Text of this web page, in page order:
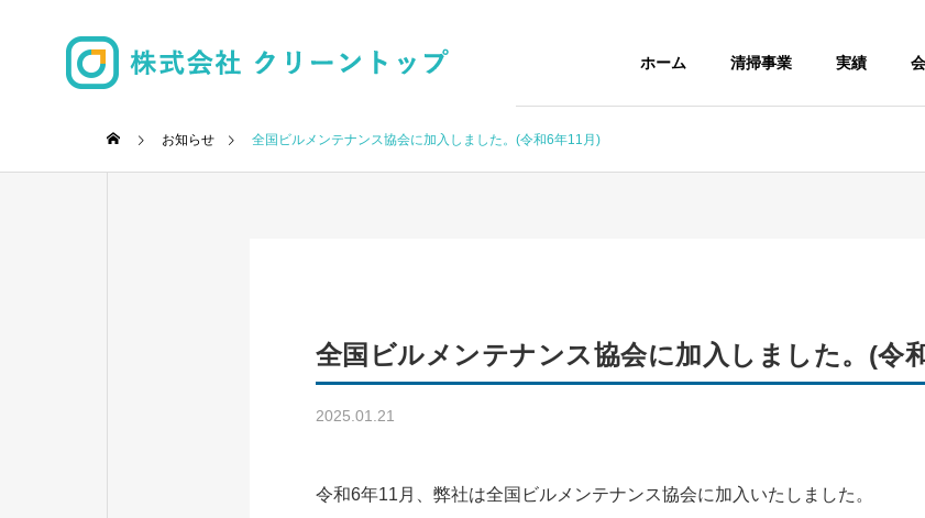
ホーム 清掃事業 実績
お知らせ 全国ビルメンテナンス協会に加入しました。(令和6年11月)
全国ビルメンテナンス協会に加入しました。(令
2025.01.21
令和6年11月、弊社は全国ビルメンテナンス協会に加入いたしました。